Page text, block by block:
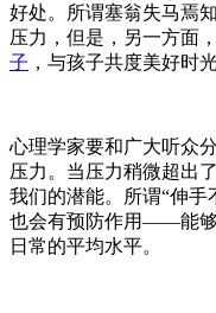
好处。所谓塞翁失马焉
压力，但是，另一方面
子 ，与孩子共度美好时
心理学家要和广大听众
压力。当压力稍微超出
我们的潜能。所谓“伸手
也会有预防作用——能够
日常的平均水平。